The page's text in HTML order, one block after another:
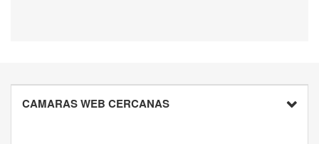
CAMARAS WEB CERCANAS